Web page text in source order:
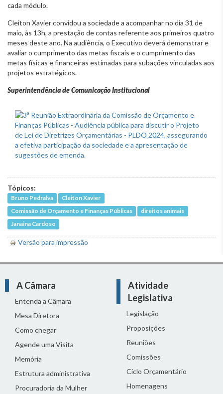
cada módulo.
Cleiton Xavier convidou a sociedade a acompanhar no dia 31 de
maio, às 13h, a prestação de contas referente aos primeiros quatro
meses deste ano. Na audiência, o Executivo deverá demonstrar e
avaliar o cumprimento das metas fiscais e o cumprimento das
metas físicas e financeiras estimadas para subações vinculadas aos
projetos estratégicos.
Superintendência de Comunicação Institucional
Tópicos:
Bruno Pedralva
Cleiton Xavier
Comissão de Orçamento e Finanças Públicas
direitos animais
Janaina Cardoso
Versão para impressão
A Câmara
Entenda a Câmara
Mesa Diretora
Como chegar
Agende uma Visita
Memória
Estrutura administrativa
Procuradoria da Mulher
Atividade
Legislativa
Legislação
Proposições
Reuniões
Comissões
Ciclo Orçamentário
Homenagens